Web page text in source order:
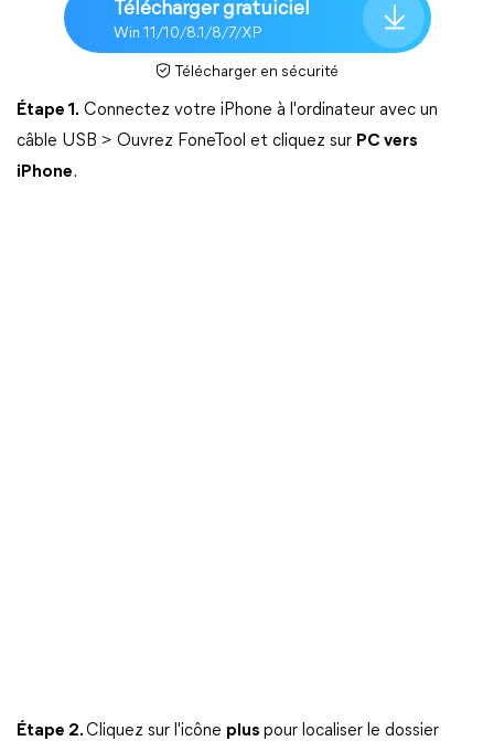
Télécharger gratuiciel
Win 11/10/8.1/8/7/XP
Télécharger en sécurité
Étape 1. Connectez votre iPhone à l'ordinateur avec un
câble USB > Ouvrez FoneTool et cliquez sur PC vers
iPhone.
Étape 2.Cliquez sur l'icône plus pour localiser le dossier